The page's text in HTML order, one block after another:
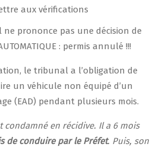
aux vérifications
prononce pas une décision de
: permis annulé !!!
le tribunal a l’obligation de
un véhicule non équipé d’un
(EAD) pendant plusieurs mois.
condamné en récidive. Il a 6 mois
de conduire par le Préfet. Puis, son